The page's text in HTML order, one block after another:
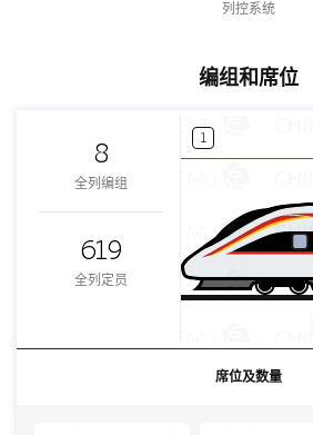
列控系统
编组和席位
8
全列编组
619
全列定员
1
席位及数量